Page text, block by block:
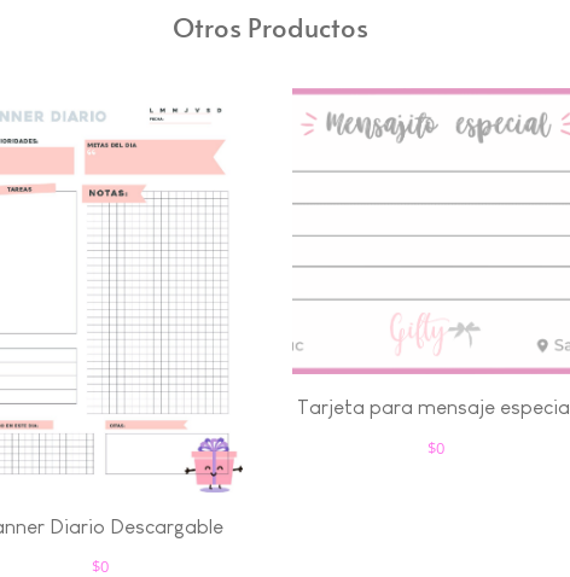
Otros Productos
Diario Descargable
$0
Tarjeta para mensaje especial
$0